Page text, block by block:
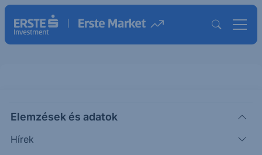
Elemzések és adatok
Hírek
EBVWTL23(BÉT)
Erste Volkswagen Turbo Long 23